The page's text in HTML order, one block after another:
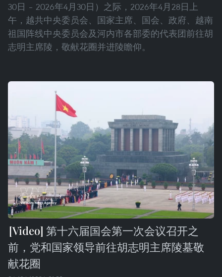
30日 – 2026年4月30日）之际，2026年4月28日上
午，越共中央委员会、国家主席、国会、政府、越南
祖国阵线中央委员会及河内市各部委的代表团前往胡
志明主席陵，敬献花圈并进陵瞻仰。
第十六届国会第一次会议召开之
前，党和国家领导前往胡志明主席陵墓敬
献花圈